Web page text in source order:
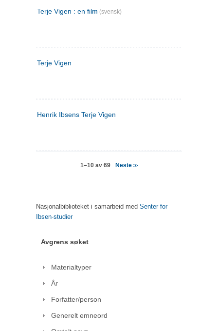
Terje Vigen : en film (svensk)
Terje Vigen
Henrik Ibsens Terje Vigen
1–10 av 69 Neste>>
Nasjonalbiblioteket i samarbeid med Senter for
Ibsen-studier
Avgrens søket
Materialtyper
År
Forfatter/person
Generelt emneord